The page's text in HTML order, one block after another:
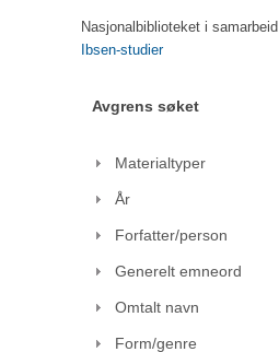
Nasjonalbiblioteket i
Ibsen-studier
Avgrens søket
Materialtyper
År
Forfatter/person
Generelt emneord
Omtalt navn
Form/genre